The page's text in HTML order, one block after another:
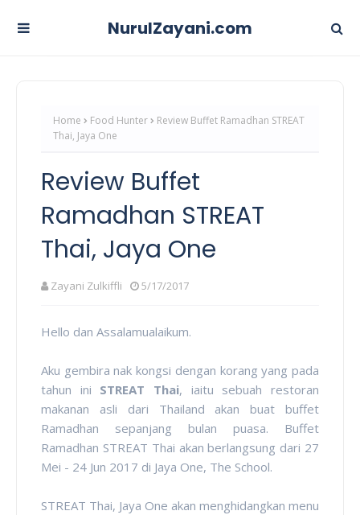
NurulZayani.com
Home Food Hunter
Review Buffet Ramadhan STREAT
Thai, Jaya One
Review Buffet
Ramadhan STREAT
Thai, Jaya One
Zayani Zulkiffli 5/17/2017
Hello dan Assalamualaikum.
Aku gembira nak kongsi dengan korang yang pada
tahun ini STREAT Thai, iaitu sebuah restoran
makanan asli dari Thailand akan buat buffet
Ramadhan sepanjang bulan puasa. Buffet
Ramadhan STREAT Thai akan berlangsung dari 27
Mei - 24 Jun 2017 di Jaya One, The School.
STREAT Thai, Jaya One akan menghidangkan menu